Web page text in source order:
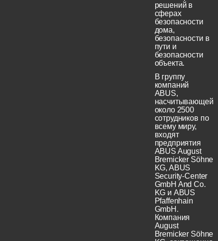
решений в
сферах
безопасности
дома,
безопасности в
пути и
безопасности
объекта.
В группу
компаний
ABUS,
насчитывающей
около 2500
сотрудников по
всему миру,
входят
предприятия
ABUS August
Bremicker Söhne
KG, ABUS
Security-Center
GmbH And Co.
KG и ABUS
Pfaffenhain
GmbH.
Компания
August
Bremicker Söhne